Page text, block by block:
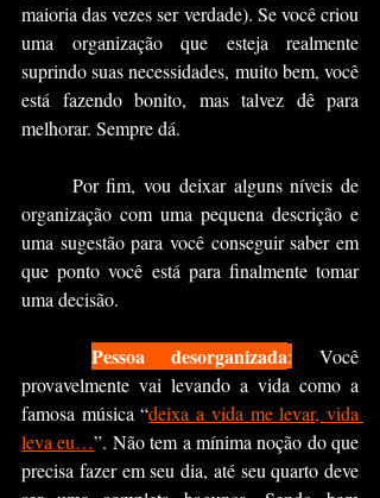
maioria das vezes ser verdade). Se você criou
uma organização que esteja realmente
suprindo suas necessidades, muito bem, você
está fazendo bonito, mas talvez dê para
melhorar. Sempre dá.
organização com uma pequena descrição e
uma sugestão para você conseguir saber em
que ponto você está para finalmente tomar
uma decisão.
Pessoa desorganizada: Você
provavelmente vai levando a vida como a
famosa música “deixa a vida me levar, vida
leva eu…”. Não tem a mínima noção do que
precisa fazer em seu dia, até seu quarto deve